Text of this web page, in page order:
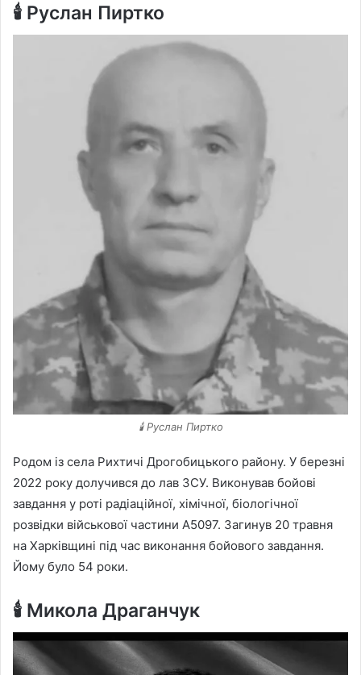
🕯️ Руслан Пиртко
🕯️ Руслан Пиртко
Родом із села Рихтичі Дрогобицького району. У березні
2022 року долучився до лав ЗСУ. Виконував бойові
завдання у роті радіаційної, хімічної, біологічної
розвідки військової частини А5097. Загинув 20 травня
на Харківщині під час виконання бойового завдання.
Йому було 54 роки.
🕯️ Микола Драганчук